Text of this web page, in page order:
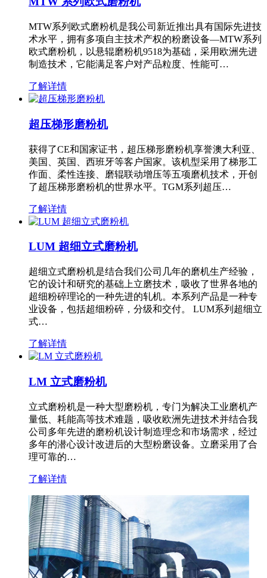
MTW系列欧式磨粉机是我公司新近推出具有国际先进技
术水平，拥有多项自主技术产权的粉磨设备—MTW系列
欧式磨粉机，以悬辊磨粉机9518为基础，采用欧洲先进
制造技术，它能满足客户对产品粒度、性能可…
了解详情
超压梯形磨粉机
获得了CE和国家证书，超压梯形磨粉机享誉澳大利亚、
美国、英国、西班牙等客户国家。该机型采用了梯形工
作面、柔性连接、磨辊联动增压等五项磨机技术，开创
了超压梯形磨粉机的世界水平。TGM系列超压…
了解详情
LUM 超细立式磨粉机
超细立式磨粉机是结合我们公司几年的磨机生产经验，
它的设计和研究的基础上立磨技术，吸收了世界各地的
超细粉碎理论的一种先进的轧机。本系列产品是一种专
业设备，包括超细粉碎，分级和交付。 LUM系列超细立
式…
了解详情
LM 立式磨粉机
立式磨粉机是一种大型磨粉机，专门为解决工业磨机产
量低、耗能高等技术难题，吸收欧洲先进技术并结合我
公司多年先进的磨粉机设计制造理念和市场需求，经过
多年的潜心设计改进后的大型粉磨设备。立磨采用了合
理可靠的…
了解详情